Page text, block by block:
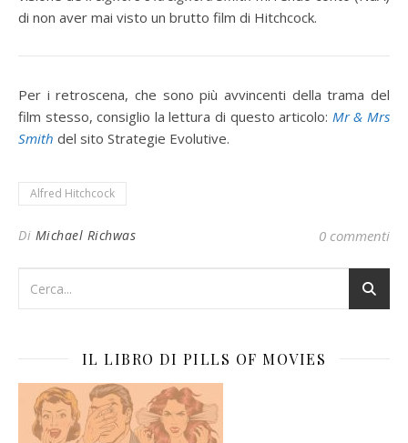
di non aver mai visto un brutto film di Hitchcock.
Per i retroscena, che sono più avvincenti della trama del
film stesso, consiglio la lettura di questo articolo: Mr & Mrs
Smith del sito Strategie Evolutive.
Alfred Hitchcock
Di Michael Richwas 0 commenti
IL LIBRO DI PILLS OF MOVIES